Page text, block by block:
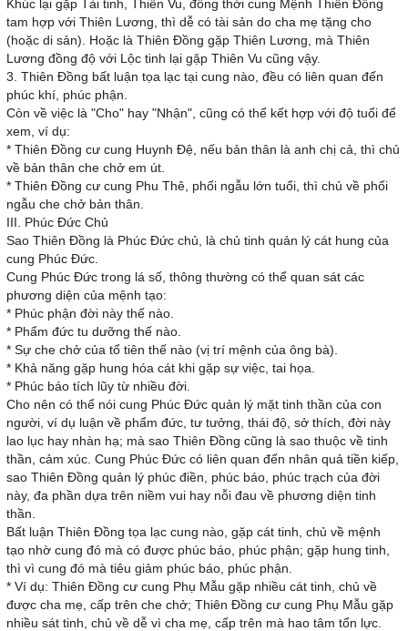
Khúc lại gặp Tài tinh, Thiên Vu, đồng thời cung Mệnh Thiên Đồng
tam hợp với Thiên Lương, thì dễ có tài sản do cha mẹ tặng cho
(hoặc di sản). Hoặc là Thiên Đồng gặp Thiên Lương, mà Thiên
Lương đồng độ với Lộc tinh lại gặp Thiên Vu cũng vậy.
3. Thiên Đồng bất luận tọa lạc tại cung nào, đều có liên quan đến
phúc khí, phúc phận.
Còn về việc là "Cho" hay "Nhận", cũng có thể kết hợp với độ tuổi để
xem, ví dụ:
* Thiên Đồng cư cung Huynh Đệ, nếu bản thân là anh chị cả, thì chủ
về bản thân che chở em út.
* Thiên Đồng cư cung Phu Thê, phối ngẫu lớn tuổi, thì chủ về phối
ngẫu che chở bản thân.
III. Phúc Đức Chủ
Sao Thiên Đồng là Phúc Đức chủ, là chủ tinh quản lý cát hung của
cung Phúc Đức.
Cung Phúc Đức trong lá số, thông thường có thể quan sát các
phương diện của mệnh tạo:
* Phúc phận đời này thế nào.
* Phẩm đức tu dưỡng thế nào.
* Sự che chở của tổ tiên thế nào (vị trí mệnh của ông bà).
* Khả năng gặp hung hóa cát khi gặp sự việc, tai họa.
* Phúc báo tích lũy từ nhiều đời.
Cho nên có thể nói cung Phúc Đức quản lý mặt tinh thần của con
người, ví dụ luận về phẩm đức, tư tưởng, thái độ, sở thích, đời này
lao lục hay nhàn hạ; mà sao Thiên Đồng cũng là sao thuộc về tinh
thần, cảm xúc. Cung Phúc Đức có liên quan đến nhân quả tiền kiếp,
sao Thiên Đồng quản lý phúc điền, phúc báo, phúc trạch của đời
này, đa phần dựa trên niềm vui hay nỗi đau về phương diện tinh
thần.
Bất luận Thiên Đồng tọa lạc cung nào, gặp cát tinh, chủ về mệnh
tạo nhờ cung đó mà có được phúc báo, phúc phận; gặp hung tinh,
thì vì cung đó mà tiêu giảm phúc báo, phúc phận.
* Ví dụ: Thiên Đồng cư cung Phụ Mẫu gặp nhiều cát tinh, chủ về
được cha mẹ, cấp trên che chở; Thiên Đồng cư cung Phụ Mẫu gặp
nhiều sát tinh, chủ về dễ vì cha mẹ, cấp trên mà hao tâm tổn lực.